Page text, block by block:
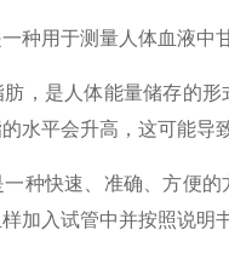
用于测量人体血液中甘
是人体能量储存的形
水平会升高，这可能导
一种快速、准确、方便
加入试管中并按照说明